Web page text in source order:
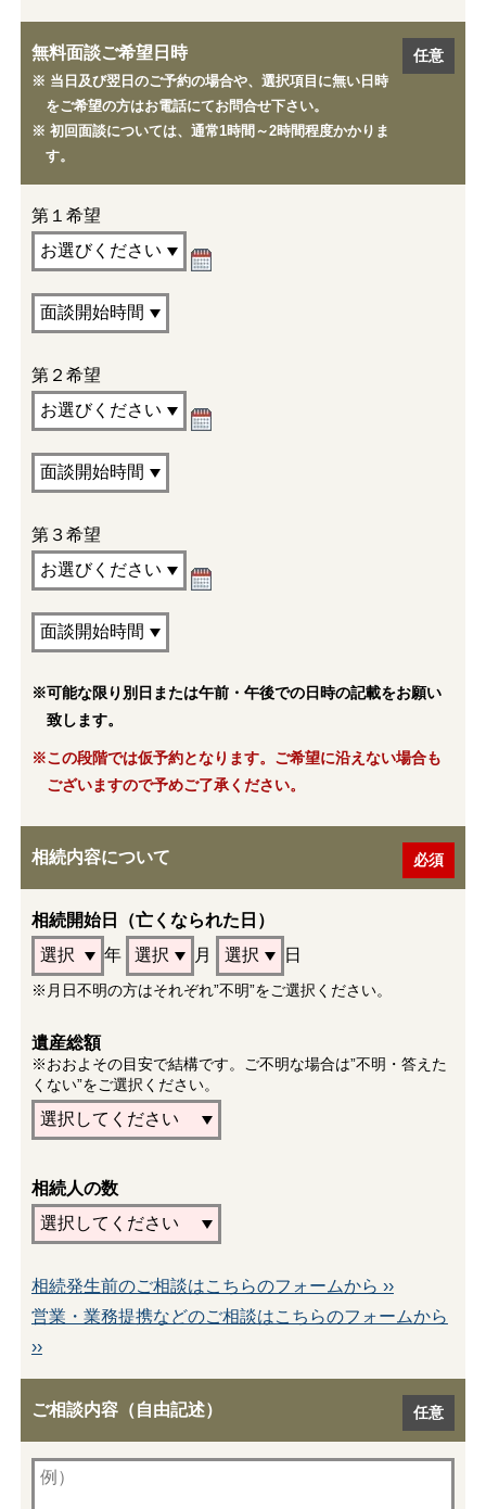
無料面談ご希望日時
※ 当日及び翌日のご予約の場合や、選択項目に無い日時
をご希望の方はお電話にてお問合せ下さい。
※ 初回面談については、通常1時間～2時間程度かかりま
す。
第１希望
第２希望
第３希望
※可能な限り別日または午前・午後での日時の記載をお願い
致します。
※この段階では仮予約となります。ご希望に沿えない場合も
ございますので予めご了承ください。
相続内容について
相続開始日（亡くなられた日）
年
月 日
※月日不明の方はそれぞれ”不明”をご選択ください。
遺産総額
※おおよその目安で結構です。ご不明な場合は”不明・答えた
くない”をご選択ください。
相続人の数
相続発生前のご相談はこちらのフォームから ››
営業・業務提携などのご相談はこちらのフォームから
››
ご相談内容（自由記述）